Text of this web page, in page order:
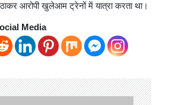
आरोपी खुलेआम ट्रेनों में यात्रा करता था।
Media